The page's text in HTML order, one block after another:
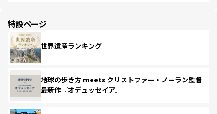
特設ページ
世界遺産ランキング
地球の歩き方 meets クリストファー・ノーラン監督
最新作『オデュッセイア』